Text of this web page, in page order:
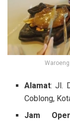
Alamat: Jl.
Coblong,
Jam